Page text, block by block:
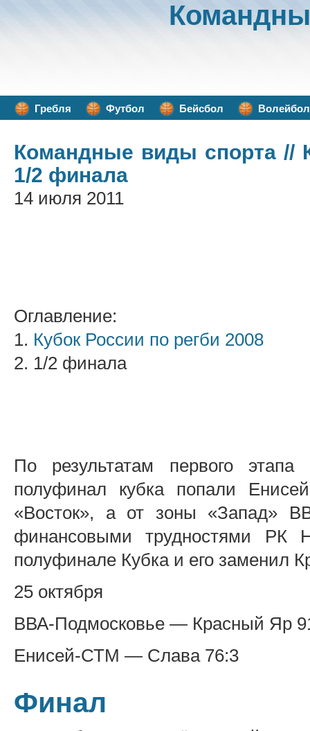
Гребля Футбол Бейсбол Волейбол
Командные виды спорта //
1/2 финала
14 июля 2011
Оглавление:
1. Кубок России по регби 2008
2. 1/2 финала
По результатам первого
полуфинал кубка попали
«Восток», а от зоны «Запад»
финансовыми трудностями РК
полуфинале Кубка и его заменил
25 октября
ВВА-Подмосковье — Красный Яр
Енисей-СТМ — Слава 76:3
Финал